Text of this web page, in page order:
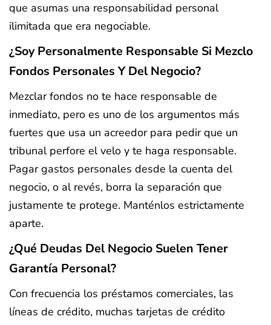
que asumas una responsabilidad personal
ilimitada que era negociable.
¿Soy Personalmente Responsable Si Mezclo
Fondos Personales Y Del Negocio?
Mezclar fondos no te hace responsable de
inmediato, pero es uno de los argumentos más
fuertes que usa un acreedor para pedir que un
tribunal perfore el velo y te haga responsable.
Pagar gastos personales desde la cuenta del
negocio, o al revés, borra la separación que
justamente te protege. Manténlos estrictamente
aparte.
¿Qué Deudas Del Negocio Suelen Tener
Garantía Personal?
Con frecuencia los préstamos comerciales, las
líneas de crédito, muchas tarjetas de crédito